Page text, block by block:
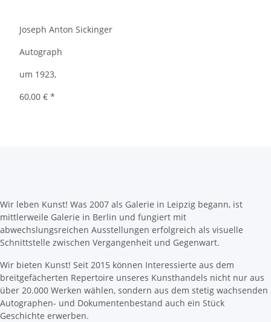
Joseph Anton Sickinger
Autograph
um 1923,
60,00 € *
Wir leben Kunst! Was 2007 als Galerie in Leipzig begann, ist
mittlerweile Galerie in Berlin und fungiert mit
abwechslungsreichen Ausstellungen erfolgreich als visuelle
Schnittstelle zwischen Vergangenheit und Gegenwart.
Wir bieten Kunst! Seit 2015 können Interessierte aus dem
breitgefächerten Repertoire unseres Kunsthandels nicht nur aus
über 20.000 Werken wählen, sondern aus dem stetig wachsenden
Autographen- und Dokumentenbestand auch ein Stück
Geschichte erwerben.